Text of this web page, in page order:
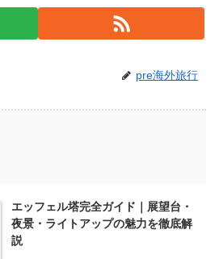
pre海外旅行
エッフェル塔完全ガイド｜展望台・
夜景・ライトアップの魅力を徹底解
説